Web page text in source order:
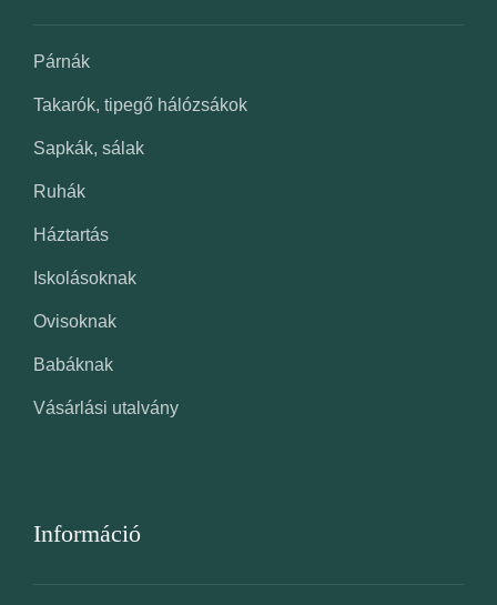
Párnák
Takarók, tipegő hálózsákok
Sapkák, sálak
Ruhák
Háztartás
Iskolásoknak
Ovisoknak
Babáknak
Vásárlási utalvány
Információ